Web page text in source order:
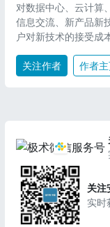
对数据中心、云计算
信息交流、新产品新
户对新技术的接受成
关注作者 作者
关注
实时